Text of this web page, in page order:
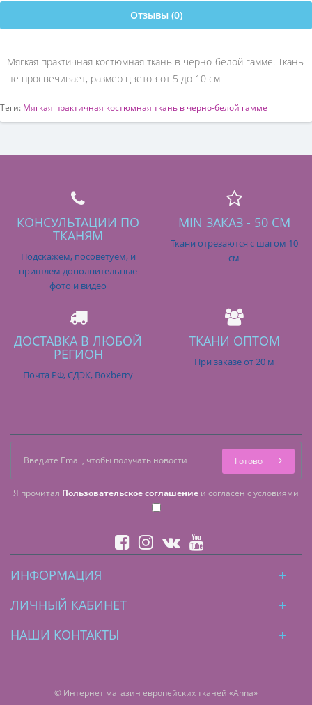
Отзывы (0)
Мягкая практичная костюмная ткань в черно-белой гамме. Ткань
не просвечивает, размер цветов от 5 до 10 см
Теги: Мягкая практичная костюмная ткань в черно-белой гамме
КОНСУЛЬТАЦИИ ПО
ТКАНЯМ
Подскажем, посоветуем, и
пришлем дополнительные
фото и видео
MIN ЗАКАЗ - 50 СМ
Ткани отрезаются с шагом 10
см
ДОСТАВКА В ЛЮБОЙ
РЕГИОН
Почта РФ, СДЭК, Boxberry
ТКАНИ ОПТОМ
При заказе от 20 м
Я прочитал Пользовательское соглашение и согласен с условиями
Готово
ИНФОРМАЦИЯ
ЛИЧНЫЙ КАБИНЕТ
НАШИ КОНТАКТЫ
© Интернет магазин европейских тканей «Anna»